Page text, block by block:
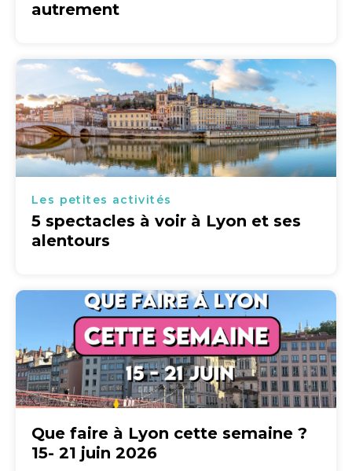
autrement
Les petites activités
5 spectacles à voir à Lyon et ses
alentours
Que faire à Lyon cette semaine ?
15- 21 juin 2026